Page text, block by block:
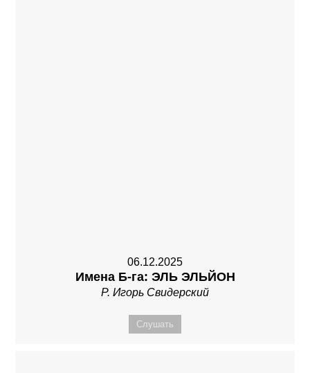
06.12.2025
Имена Б-га: ЭЛЬ ЭЛЬЙОН
Р. Игорь Свидерский
Слушать